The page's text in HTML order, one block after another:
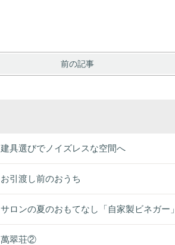
前の記事
建具選びでノイズレスな空間へ
お引渡し前のおうち
サロンの夏のおもてなし「自家製ビネガー」
萬翠荘②